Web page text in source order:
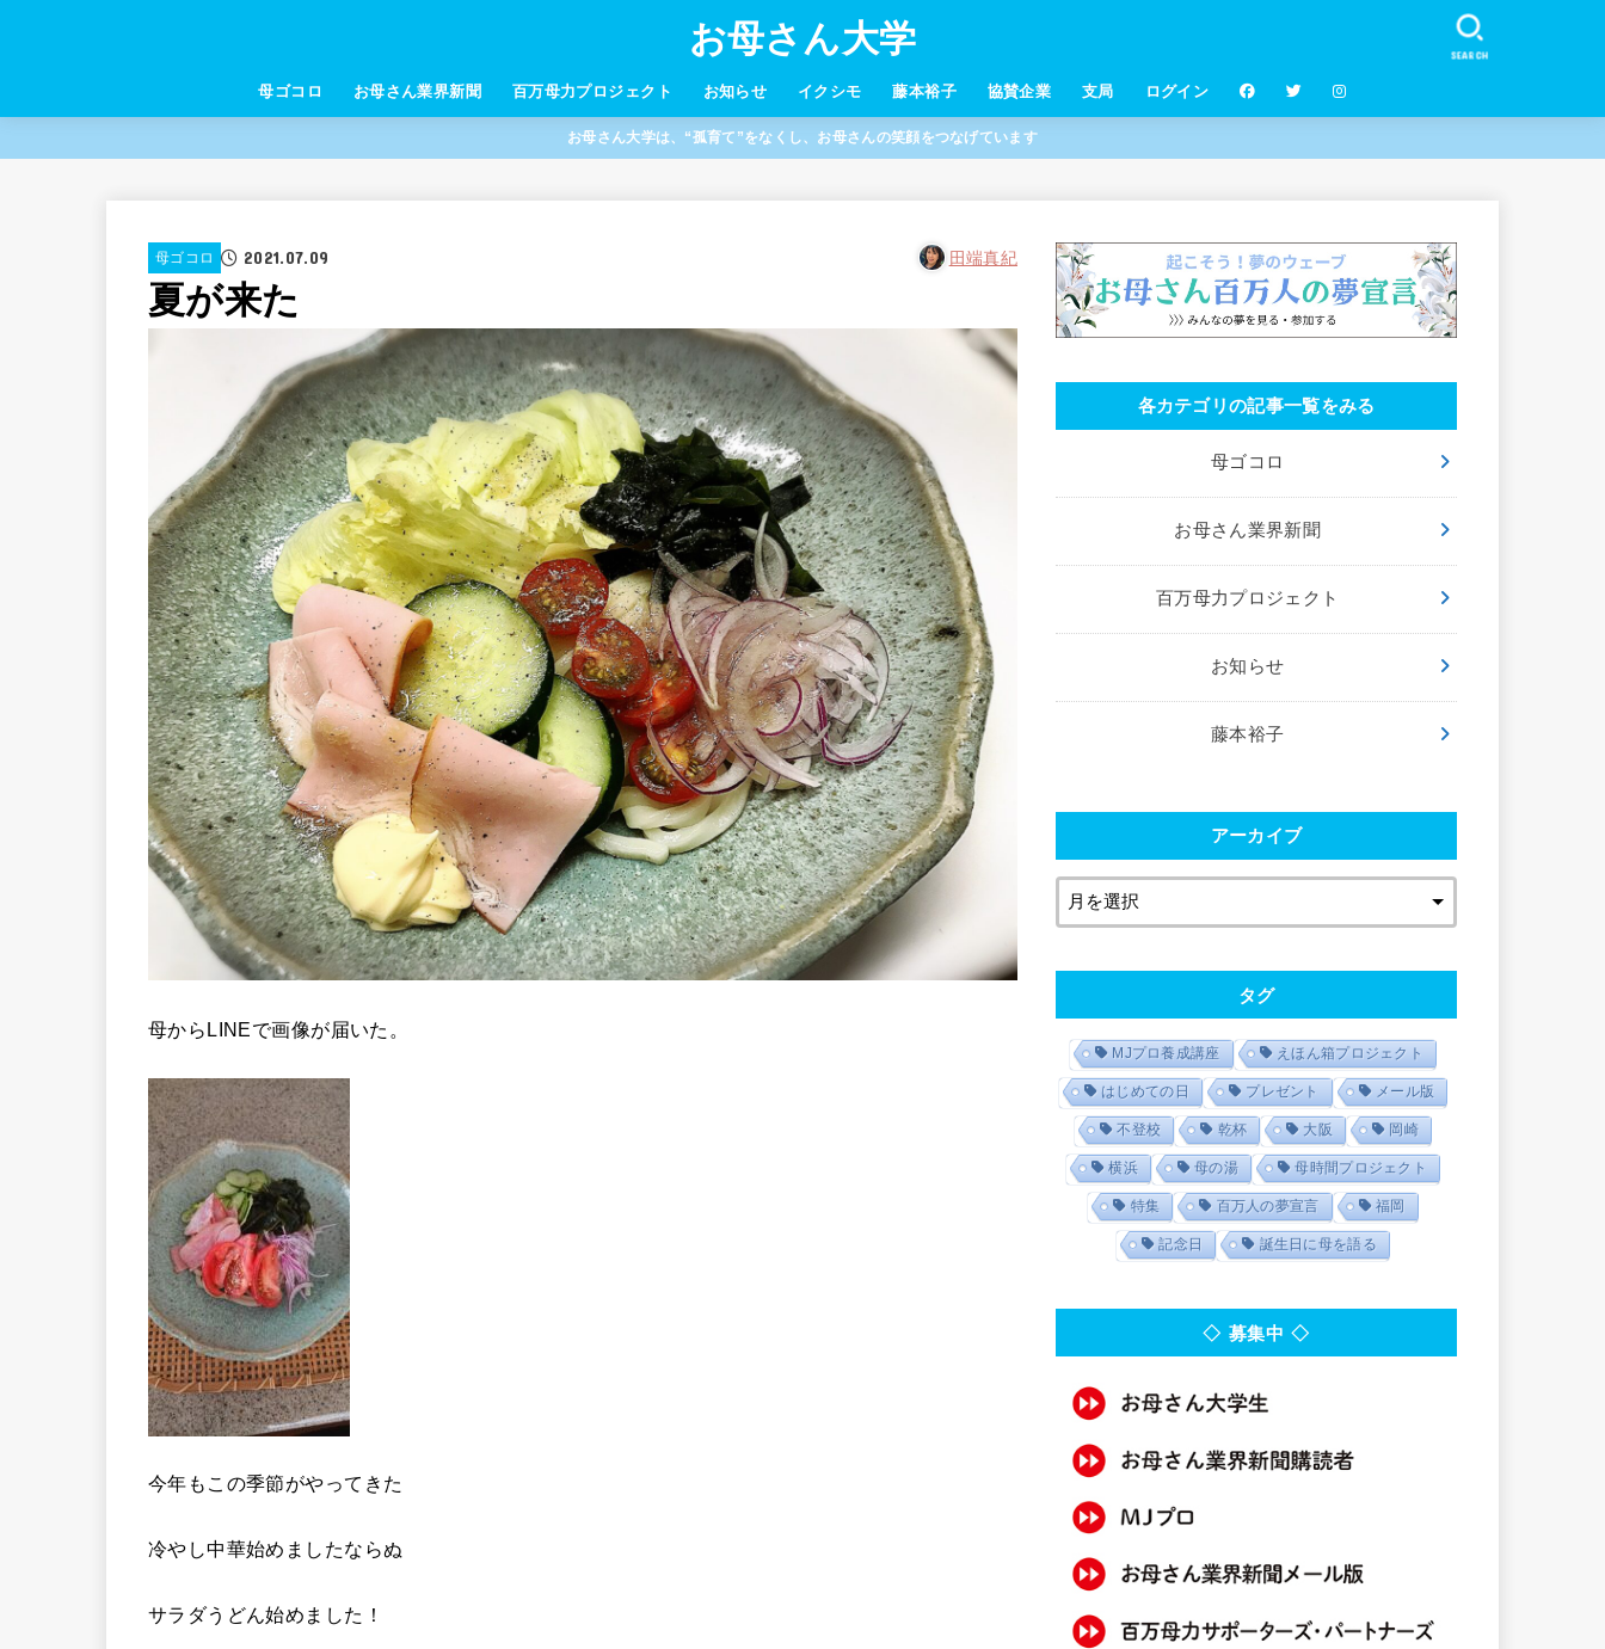
お母さん大学
母ゴコロ お母さん業界新聞 百万母力プロジェクト お知らせ イクシモ 藤本裕子 協賛企業 支局 ログイン
SEARCH
お母さん大学は、“孤育て”をなくし、お母さんの笑顔をつなげています
母ゴコロ 2021.07.09 田端真紀
夏が来た
母からLINEで画像が届いた。
今年もこの季節がやってきた
冷やし中華始めましたならぬ
サラダうどん始めました！
各カテゴリの記事一覧をみる
母ゴコロ
お母さん業界新聞
百万母力プロジェクト
お知らせ
藤本裕子
アーカイブ
タグ
MJプロ養成講座 えほん箱プロジェクト
はじめての日 プレゼント メール版
不登校 乾杯 大阪 岡崎
横浜 母の湯 母時間プロジェクト
特集 百万人の夢宣言 福岡
記念日 誕生日に母を語る
◇ 募集中 ◇